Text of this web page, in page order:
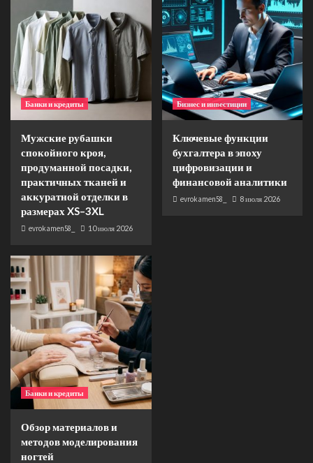
Банки и кредиты
Мужские рубашки
спокойного кроя,
продуманной посадки,
практичных тканей и
аккуратной отделки в
размерах XS–3XL
evrokamen58_ 10 июля 2026
Бизнес и инвестиции
Ключевые функции
бухгалтера в эпоху
цифровизации и
финансовой аналитики
evrokamen58_ 8 июля 2026
Банки и кредиты
Обзор материалов и
методов моделирования
ногтей